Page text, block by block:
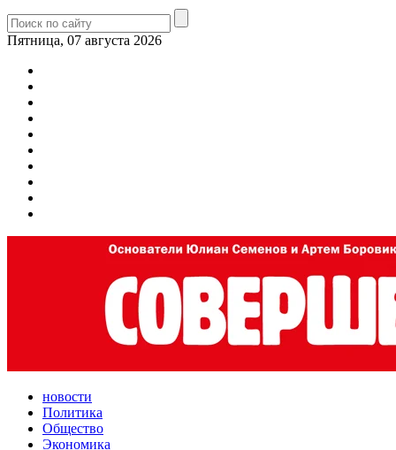
Пятница, 07 августа 2026
новости
Политика
Общество
Экономика